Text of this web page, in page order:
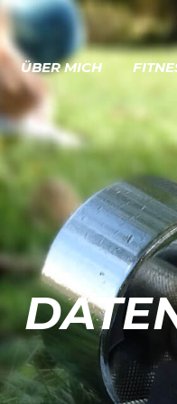
ÜBER MICH